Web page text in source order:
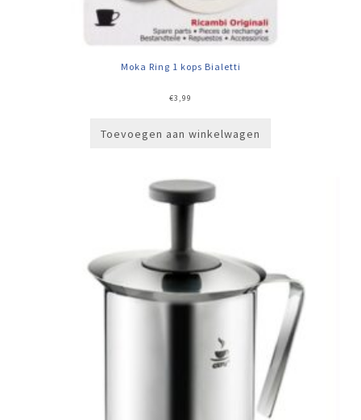
Moka Ring 1 kops Bialetti
€3,99
Toevoegen aan winkelwagen